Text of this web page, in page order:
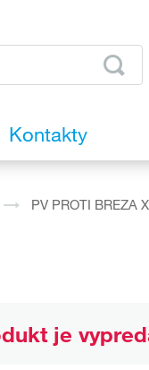
Kontakty
PV PROTI BREZA
je